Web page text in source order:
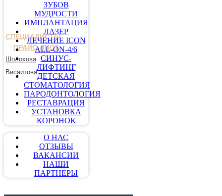
СПЕЦИАЛИСТЫ
ПРАЙС-ЛИСТ
Шолохова
Висаитова
ЗУБОВ
МУДРОСТИ
ИМПЛАНТАЦИЯ
ЛАЗЕР
ЛЕЧЕНИЕ ICON
ALL-ON-4/6
СИНУС-
ЛИФТИНГ
ДЕТСКАЯ
СТОМАТОЛОГИЯ
ПАРОДОНТОЛОГИЯ
РЕСТАВРАЦИЯ
УСТАНОВКА
КОРОНОК
О НАС
ОТЗЫВЫ
ВАКАНСИИ
НАШИ
ПАРТНЕРЫ